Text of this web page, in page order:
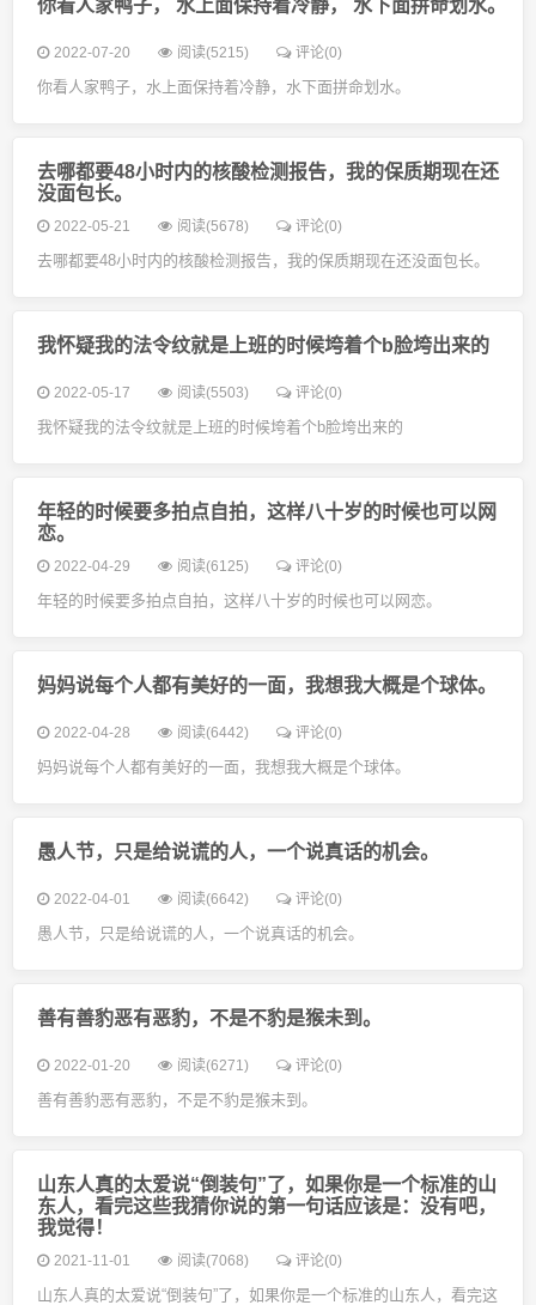
你看人家鸭子， 水上面保持着冷静， 水下面拼命划水。
2022-07-20 阅读(5215) 评论(0)
你看人家鸭子，水上面保持着冷静，水下面拼命划水。
去哪都要48小时内的核酸检测报告，我的保质期现在还
没面包长。
2022-05-21 阅读(5678) 评论(0)
去哪都要48小时内的核酸检测报告，我的保质期现在还没面包长。
我怀疑我的法令纹就是上班的时候垮着个b脸垮出来的
2022-05-17 阅读(5503) 评论(0)
我怀疑我的法令纹就是上班的时候垮着个b脸垮出来的
年轻的时候要多拍点自拍，这样八十岁的时候也可以网
恋。
2022-04-29 阅读(6125) 评论(0)
年轻的时候要多拍点自拍，这样八十岁的时候也可以网恋。
妈妈说每个人都有美好的一面，我想我大概是个球体。
2022-04-28 阅读(6442) 评论(0)
妈妈说每个人都有美好的一面，我想我大概是个球体。
愚人节，只是给说谎的人，一个说真话的机会。
2022-04-01 阅读(6642) 评论(0)
愚人节，只是给说谎的人，一个说真话的机会。
善有善豹恶有恶豹，不是不豹是猴未到。
2022-01-20 阅读(6271) 评论(0)
善有善豹恶有恶豹，不是不豹是猴未到。
山东人真的太爱说“倒装句”了，如果你是一个标准的山
东人，看完这些我猜你说的第一句话应该是：没有吧，
我觉得！
2021-11-01 阅读(7068) 评论(0)
山东人真的太爱说“倒装句”了，如果你是一个标准的山东人，看完这